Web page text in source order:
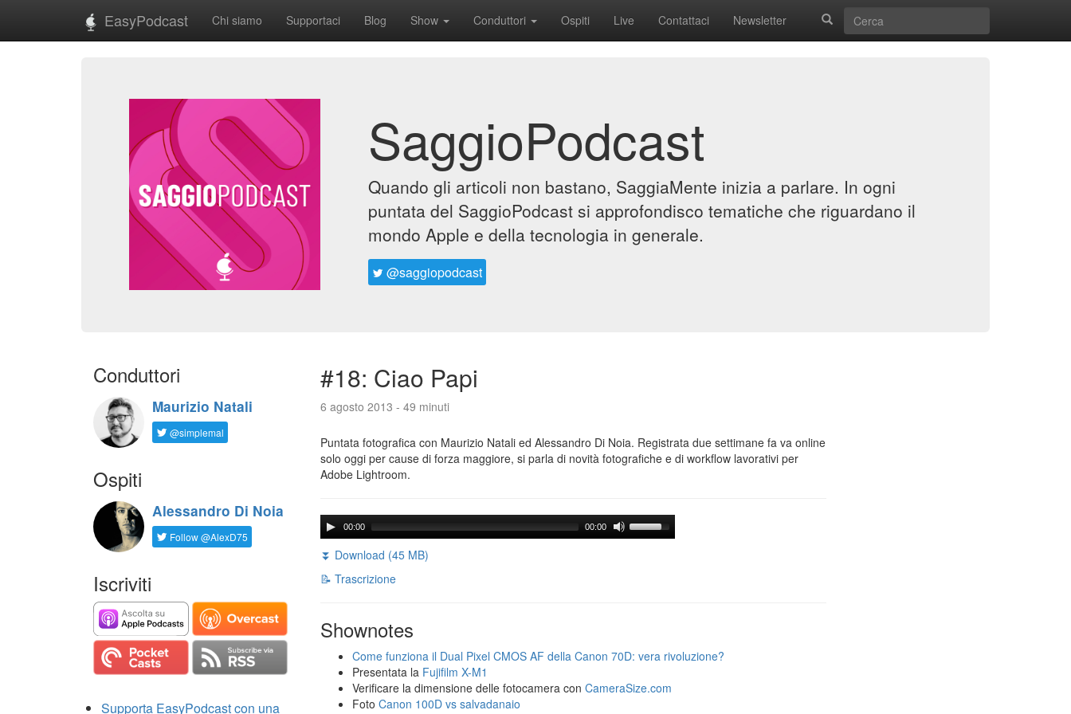
EasyPodcast Chi siamo Supportaci Blog Show Conduttori Ospiti Live Contattaci Newsletter
SaggioPodcast
Quando gli articoli non bastano, SaggiaMente inizia a parlare. In ogni
puntata del SaggioPodcast si approfondisco tematiche che riguardano il
mondo Apple e della tecnologia in generale.
@saggiopodcast
Conduttori
Maurizio Natali
@simplemal
Ospiti
Alessandro Di Noia
Follow @AlexD75
Iscriviti
Supporta EasyPodcast con una
#18: Ciao Papi
6 agosto 2013 - 49 minuti
Puntata fotografica con Maurizio Natali ed Alessandro Di Noia. Registrata due settimane fa va online
solo oggi per cause di forza maggiore, si parla di novità fotografiche e di workflow lavorativi per
Adobe Lightroom.
00:00 00:00
⏬ Download (45 MB)
📝 Trascrizione
Shownotes
Come funziona il Dual Pixel CMOS AF della Canon 70D: vera rivoluzione?
Presentata la Fujifilm X-M1
Verificare la dimensione delle fotocamera con CameraSize.com
Foto Canon 100D vs salvadanaio